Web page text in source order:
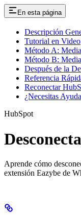
En esta página
Descripción
Tutorial en Video
Método A:
Método B:
Después de la
Referencia
Reconectar
¿Necesitas
HubSpot
Aprende cómo
extensión Eazybe de